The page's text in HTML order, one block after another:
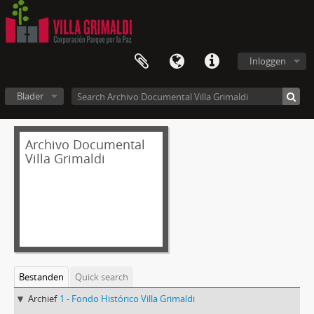
Inloggen
Blader
Archivo Documental
Villa Grimaldi
Bestanden
Quick search
Archief 1 - Fondo Histórico Villa Grimaldi